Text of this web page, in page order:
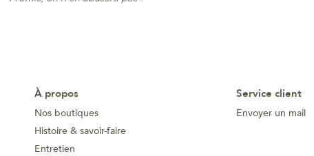
À propos
Nos boutiques
Histoire & savoir-faire
Entretien
Service client
Envoyer un mail